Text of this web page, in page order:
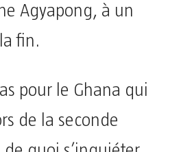
Agyapong, à un
fin.
pour le Ghana qui
de la seconde